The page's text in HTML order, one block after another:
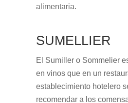
alimentaria.
SUMELLIER
El Sumiller o Sommelier
en vinos que en un
establecimiento hotelero
recomendar a los